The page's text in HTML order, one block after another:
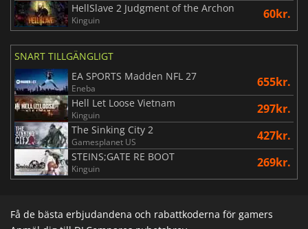
HellSlave 2 Judgment of the Archon
Kinguin 60kr.
SNART TILLGÄNGLIGT
EA SPORTS Madden NFL 27
Eneba 655kr.
Hell Let Loose Vietnam
Kinguin 297kr.
The Sinking City 2
Gamesplanet US 427kr.
STEINS;GATE RE BOOT
Kinguin 269kr.
Få de bästa erbjudandena och rabattkoderna för gamers